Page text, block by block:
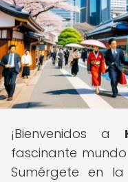
¡Bienvenidos a
fascinante
Sumérgete en